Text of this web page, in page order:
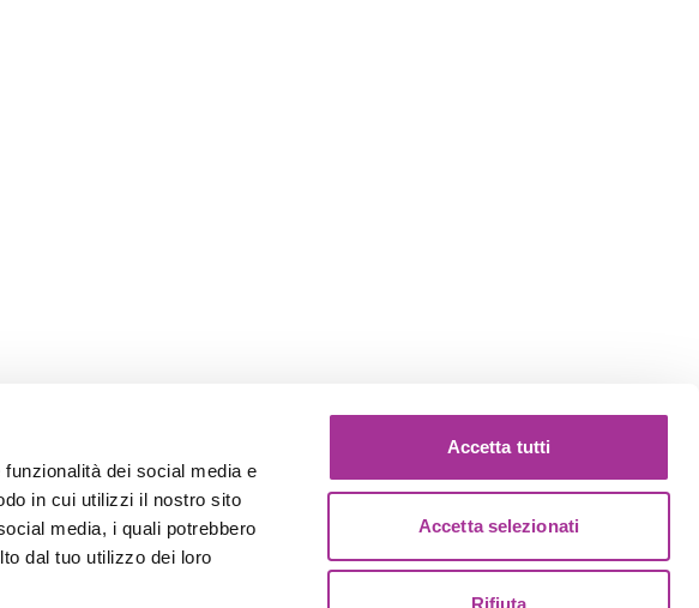
dei social media e
in cui utilizzi il nostro sito
media, i quali potrebbero
dal tuo utilizzo dei loro
Accetta tutti
Accetta selezionati
Rifiuta